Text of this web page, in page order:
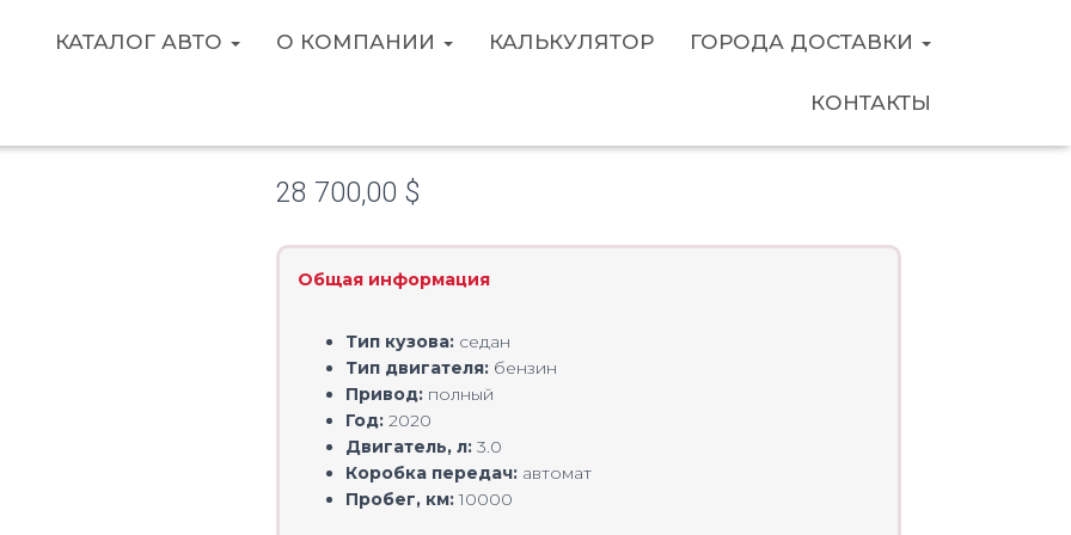
КАТАЛОГ АВТО О КОМПАНИИ КАЛЬКУЛЯТОР ГОРОДА ДОСТАВКИ
КОНТАКТЫ
28 700,00 $
Общая информация
Тип кузова: седан
Тип двигателя: бензин
Привод: полный
Год: 2020
Двигатель, л: 3.0
Коробка передач: автомат
Пробег, км:10000